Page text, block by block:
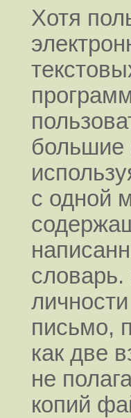
Хотя
с одной
словарь.
письмо,
как две
не
копий